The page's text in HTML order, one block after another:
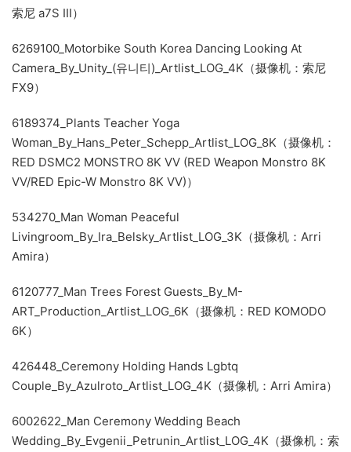
索尼 a7S III）
6269100_Motorbike South Korea Dancing Looking At
Camera_By_Unity_(유니티)_Artlist_LOG_4K（摄像机：索尼
FX9）
6189374_Plants Teacher Yoga
Woman_By_Hans_Peter_Schepp_Artlist_LOG_8K（摄像机：
RED DSMC2 MONSTRO 8K VV (RED Weapon Monstro 8K
VV/RED Epic-W Monstro 8K VV)）
534270_Man Woman Peaceful
Livingroom_By_Ira_Belsky_Artlist_LOG_3K（摄像机：Arri
Amira）
6120777_Man Trees Forest Guests_By_M-
ART_Production_Artlist_LOG_6K（摄像机：RED KOMODO
6K）
426448_Ceremony Holding Hands Lgbtq
Couple_By_Azulroto_Artlist_LOG_4K（摄像机：Arri Amira）
6002622_Man Ceremony Wedding Beach
Wedding_By_Evgenii_Petrunin_Artlist_LOG_4K（摄像机：索